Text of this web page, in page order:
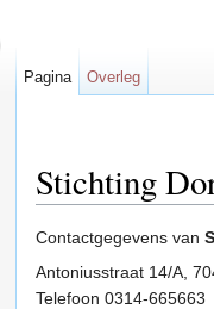
Stichting
Contactgegevens van
Antoniusstraat 14/A,
Telefoon 0314-665663
Pagina Overleg